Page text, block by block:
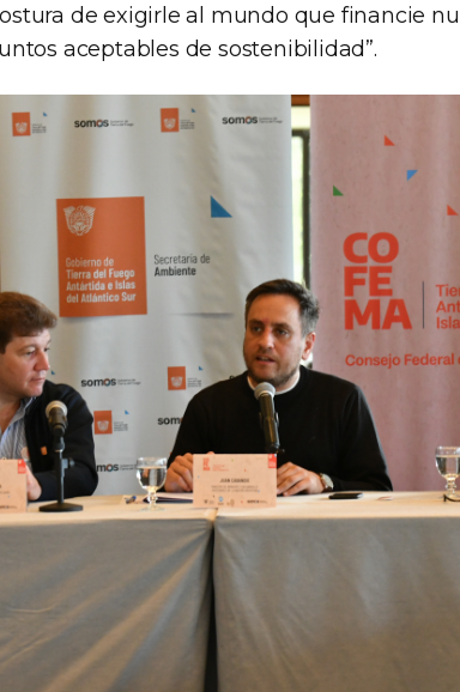
de exigirle al mundo que financie
aceptables de sostenibilidad”.